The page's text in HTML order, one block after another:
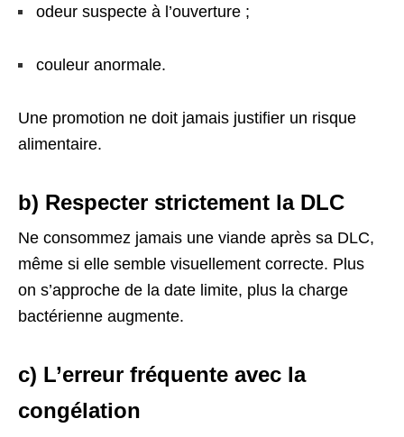
odeur suspecte à l’ouverture ;
couleur anormale.
Une promotion ne doit jamais justifier un risque
alimentaire.
b) Respecter strictement la DLC
Ne consommez jamais une viande après sa DLC,
même si elle semble visuellement correcte. Plus
on s’approche de la date limite, plus la charge
bactérienne augmente.
c) L’erreur fréquente avec la
congélation